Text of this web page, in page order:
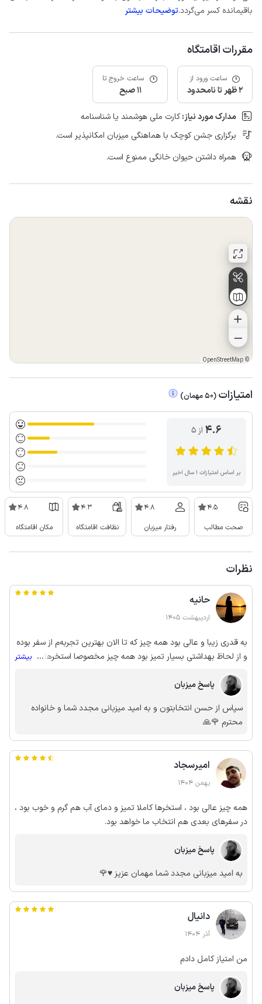
باقیمانده کسر می‌گردد.توضیحات بیشتر
مقررات اقامتگاه
ساعت ورود از
2 ظهر تا نامحدود
ساعت خروج تا
11 صبح
مدارک مورد نیاز:کارت ملی هوشمند یا شناسنامه
برگزاری جشن کوچک با هماهنگی میزبان امکانپذیر است.
همراه داشتن حیوان خانگی ممنوع است.
نقشه
©
OpenStreetMap
امتیازات (
50مهمان)
4.6 از ۵
بر اساس امتیازات ۱ سال اخیر
4.5
صحت مطالب
4.8
رفتار میزبان
4.3
نظافت اقامتگاه
4.8
مکان اقامتگاه
نظرات
حانیه
اردیبهشت 1405
به قدری زیبا و عالی بود همه چیز که تا الان بهترین تجربه‌م از سفر بوده
و از لحاظ بهداشتی بسیار تمیز بود همه چیز مخصوصا استخرها، واقعا
اخلاق هم بسیار محترمانه بودن.
... بیشتر
پاسخ میزبان
سپاس از حسن انتخابتون و به امید میزبانی مجدد شما و خانواده
محترم 🌹🙏
امیرسجاد
بهمن 1404
همه چیز عالی بود ، استخرها کاملا تمیز و دمای آب هم گرم و خوب بود ،
در سفرهای بعدی هم انتخاب ما خواهد بود.
پاسخ میزبان
به امید میزبانی مجدد شما مهمان عزیز ♥️🌹
دانیال
آذر 1404
من امتیاز کامل دادم
پاسخ میزبان